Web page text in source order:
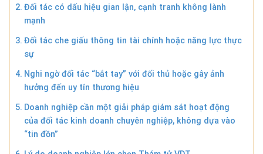
Đối tác có dấu hiệu gian lận, cạnh tranh không lành
mạnh
Đối tác che giấu thông tin tài chính hoặc năng lực thực
sự
Nghi ngờ đối tác “bắt tay” với đối thủ hoặc gây ảnh
hưởng đến uy tín thương hiệu
Doanh nghiệp cần một giải pháp giám sát hoạt động
của đối tác kinh doanh chuyên nghiệp, không dựa vào
“tin đồn”